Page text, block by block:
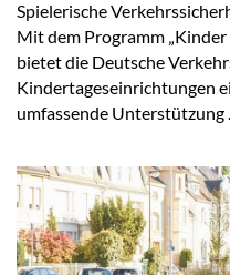
Spielerische
Mit dem Programm
bietet die Deutsche
Kindertageseinrichtungen
umfassende Unterstützung